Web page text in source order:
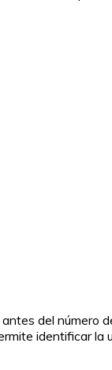
del número
identificar la